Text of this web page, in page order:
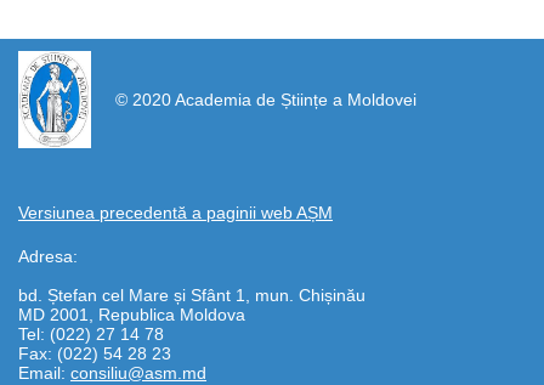
© 2020 Academia de Științe a Moldovei
Versiunea precedentă a paginii web AȘM
Adresa:
bd. Ștefan cel Mare și Sfânt 1, mun. Chișinău
MD 2001, Republica Moldova
Tel: (022) 27 14 78
Fax: (022) 54 28 23
Email: consiliu@asm.md
https://propletenie.ru/